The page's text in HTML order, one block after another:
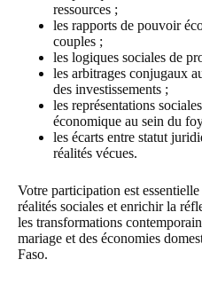
ressources ;
les rapports de pouvoir
couples ;
les logiques sociales de
les arbitrages conjugaux
des investissements ;
les représentations
économique au sein du
les écarts entre statut
réalités vécues.
Votre participation est
réalités sociales et enrichir la
les transformations
mariage et des économies
Faso.